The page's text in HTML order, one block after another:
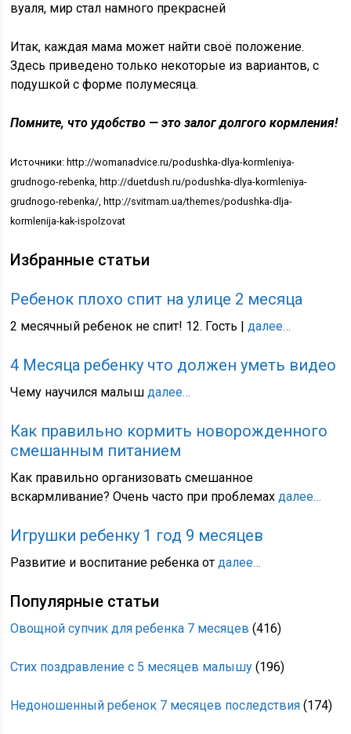
вуаля, мир стал намного прекрасней
Итак, каждая мама может найти своё положение.
Здесь приведено только некоторые из вариантов, с
подушкой с форме полумесяца.
Помните, что удобство — это залог долгого кормления!
Источники: http://womanadvice.ru/podushka-dlya-kormleniya-
grudnogo-rebenka, http://duetdush.ru/podushka-dlya-kormleniya-
grudnogo-rebenka/, http://svitmam.ua/themes/podushka-dlja-
kormlenija-kak-ispolzovat
Избранные статьи
Ребенок плохо спит на улице 2 месяца
2 месячный ребенок не спит! 12. Гость |далее…
4 Месяца ребенку что должен уметь видео
Чему научился малышдалее…
Как правильно кормить новорожденного
смешанным питанием
Как правильно организовать смешанное
вскармливание? Очень часто при проблемахдалее…
Игрушки ребенку 1 год 9 месяцев
Развитие и воспитание ребенка отдалее…
Популярные статьи
Овощной супчик для ребенка 7 месяцев (416)
Стих поздравление с 5 месяцев малышу (196)
Недоношенный ребенок 7 месяцев последствия (174)